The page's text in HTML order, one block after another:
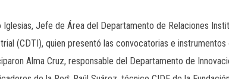
Jefe de Área del Departamento de Relaciones
(CDTI), quien presentó las convocatorias e instrumentos
Alma Cruz, responsable del Departamento de